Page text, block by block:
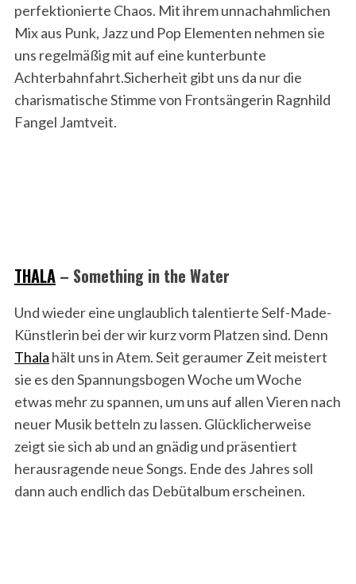
perfektionierte Chaos. Mit ihrem unnachahmlichen
Mix aus Punk, Jazz und Pop Elementen nehmen sie
uns regelmäßig mit auf eine kunterbunte
Achterbahnfahrt.Sicherheit gibt uns da nur die
charismatische Stimme von Frontsängerin Ragnhild
Fangel Jamtveit.
THALA– Something in the Water
Und wieder eine unglaublich talentierte Self-Made-
Künstlerin bei der wir kurz vorm Platzen sind. Denn
Thala hält uns in Atem. Seit geraumer Zeit meistert
sie es den Spannungsbogen Woche um Woche
etwas mehr zu spannen, um uns auf allen Vieren nach
neuer Musik betteln zu lassen. Glücklicherweise
zeigt sie sich ab und an gnädig und präsentiert
herausragende neue Songs. Ende des Jahres soll
dann auch endlich das Debütalbum erscheinen.